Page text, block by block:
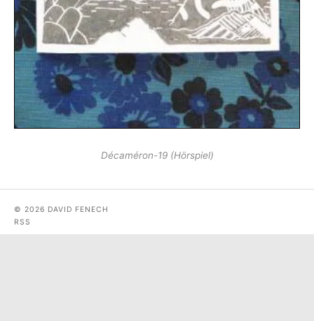
Décaméron-19 (Hörspiel)
© 2026 DAVID FENECH
RSS